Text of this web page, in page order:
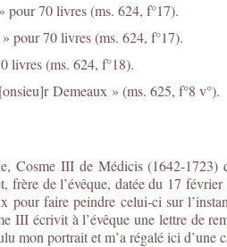
pour 70 livres (ms. 624, f°17).
pour 70 livres (ms. 624, f°17).
livres (ms. 624, f°18).
Demeaux » (ms. 625, f°8 v°).
Cosme III de Médicis (1642-
de l’évêque, datée du 17
pour faire peindre celui-ci sur
III écrivit à l’évêque une lettre de
mon portrait et m’a régalé ici d’une